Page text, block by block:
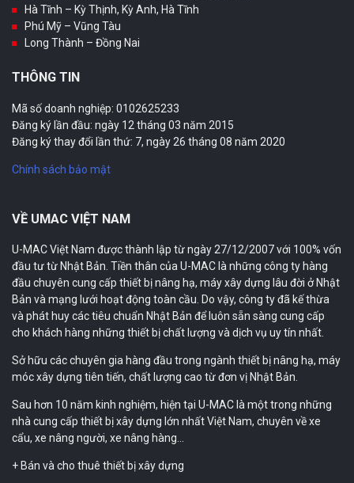
Hà Tĩnh – Kỳ Thịnh, Kỳ Anh, Hà Tĩnh
Phú Mỹ – Vũng Tàu
Long Thành – Đồng Nai
THÔNG TIN
Mã số doanh nghiệp: 0102625233
Đăng ký lần đầu: ngày 12 tháng 03 năm 2015
Đăng ký thay đổi lần thứ: 7, ngày 26 tháng 08 năm 2020
Chính sách bảo mật
VỀ UMAC VIỆT NAM
U-MAC Việt Nam được thành lập từ ngày 27/12/2007 với 100% vốn
đầu tư từ Nhật Bản. Tiền thân của U-MAC là những công ty hàng
đầu chuyên cung cấp thiết bị nâng hạ, máy xây dựng lâu đời ở Nhật
Bản và mạng lưới hoạt động toàn cầu. Do vậy, công ty đã kế thừa
và phát huy các tiêu chuẩn Nhật Bản để luôn sẵn sàng cung cấp
cho khách hàng những thiết bị chất lượng và dịch vụ uy tín nhất.
Sở hữu các chuyên gia hàng đầu trong ngành thiết bị nâng hạ, máy
móc xây dựng tiên tiến, chất lượng cao từ đơn vị Nhật Bản.
Sau hơn 10 năm kinh nghiệm, hiện tại U-MAC là một trong những
nhà cung cấp thiết bị xây dựng lớn nhất Việt Nam, chuyên về xe
cẩu, xe nâng người, xe nâng hàng…
+ Bán và cho thuê thiết bị xây dựng